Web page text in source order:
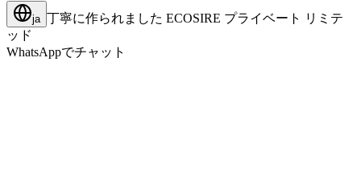
ja 丁寧に作られました ECOSIRE プライベート リミテ
ッド
WhatsAppでチャット